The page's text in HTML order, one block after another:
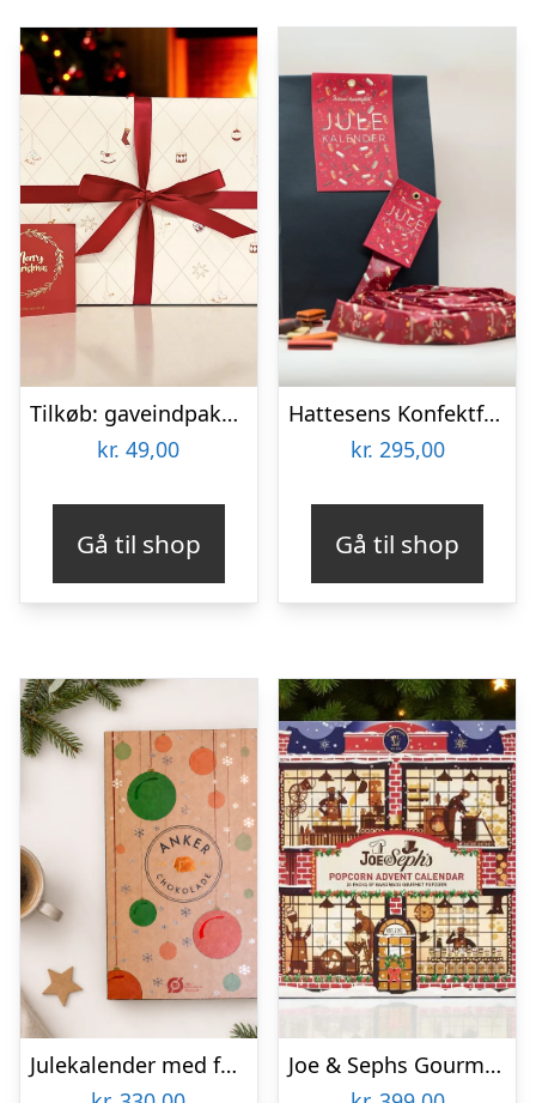
Tilkøb: gaveindpakning og kort ved køb af julekalender
kr. 49,00
Gå til shop
Hattesens Konfektfabrik – Julekalender
kr. 295,00
Gå til shop
Julekalender med fyldte chokolader fra Anker Chokolade
Joe & Sephs Gourmet Popcorn Julekalender 2026